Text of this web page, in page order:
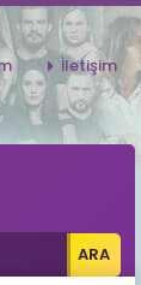
İletişim